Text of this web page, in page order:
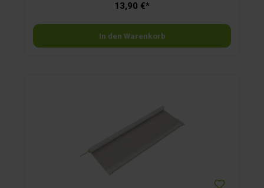
13,90 €*
In den Warenkorb